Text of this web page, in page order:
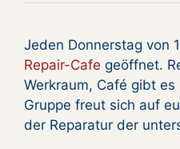
Jeden Donnerstag von
Repair-Cafe geöffnet.
Werkraum, Café gibt es
Gruppe freut sich auf
der Reparatur der